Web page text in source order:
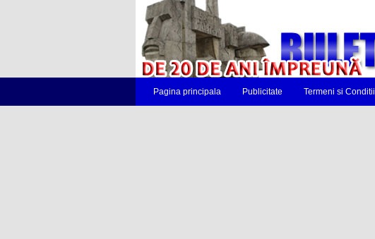
Pagina principala Publicitate Termeni si Conditii